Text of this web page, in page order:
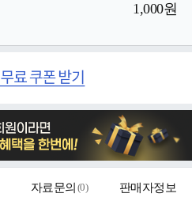
1,000원
자료문의 (0) 판매자정보